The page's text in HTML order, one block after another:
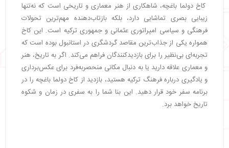
کاخ دولما باغچه، شاهکاری از هنر معماری و تاریخی است که نه‌تنها
زیبایی بصری تماشایی دارد، بلکه بازتاب‌دهنده مهم‌ترین تحولات
فرهنگی و سیاسی امپراتوری عثمانی و جمهوری ترکیه است. این کاخ
همواره یکی از جذاب‌ترین مقاصد گردشگری در استانبول بوده است که
تجربه‌ای بی‌نظیر را برای بازدیدکنندگان فراهم می‌کند. اگر به تاریخ، هنر
و معماری علاقه دارید یا به دنبال مکانی منحصربه‌فرد برای عکس‌برداری
و یادگیری درباره فرهنگ ترکیه هستید، بازدید از کاخ دولما باغچه را در
برنامه سفر خود قرار دهید. این بنا شما را به سفری در زمان و شکوه
تاریخ خواهد برد.